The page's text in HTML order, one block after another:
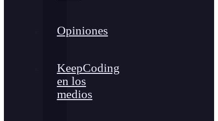
Opiniones
KeepCoding
en los
medios